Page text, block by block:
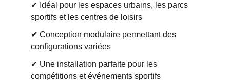
✔ Idéal pour les espaces urbains, les parcs
sportifs et les centres de loisirs
✔ Conception modulaire permettant des
configurations variées
✔ Une installation parfaite pour les
compétitions et événements sportifs